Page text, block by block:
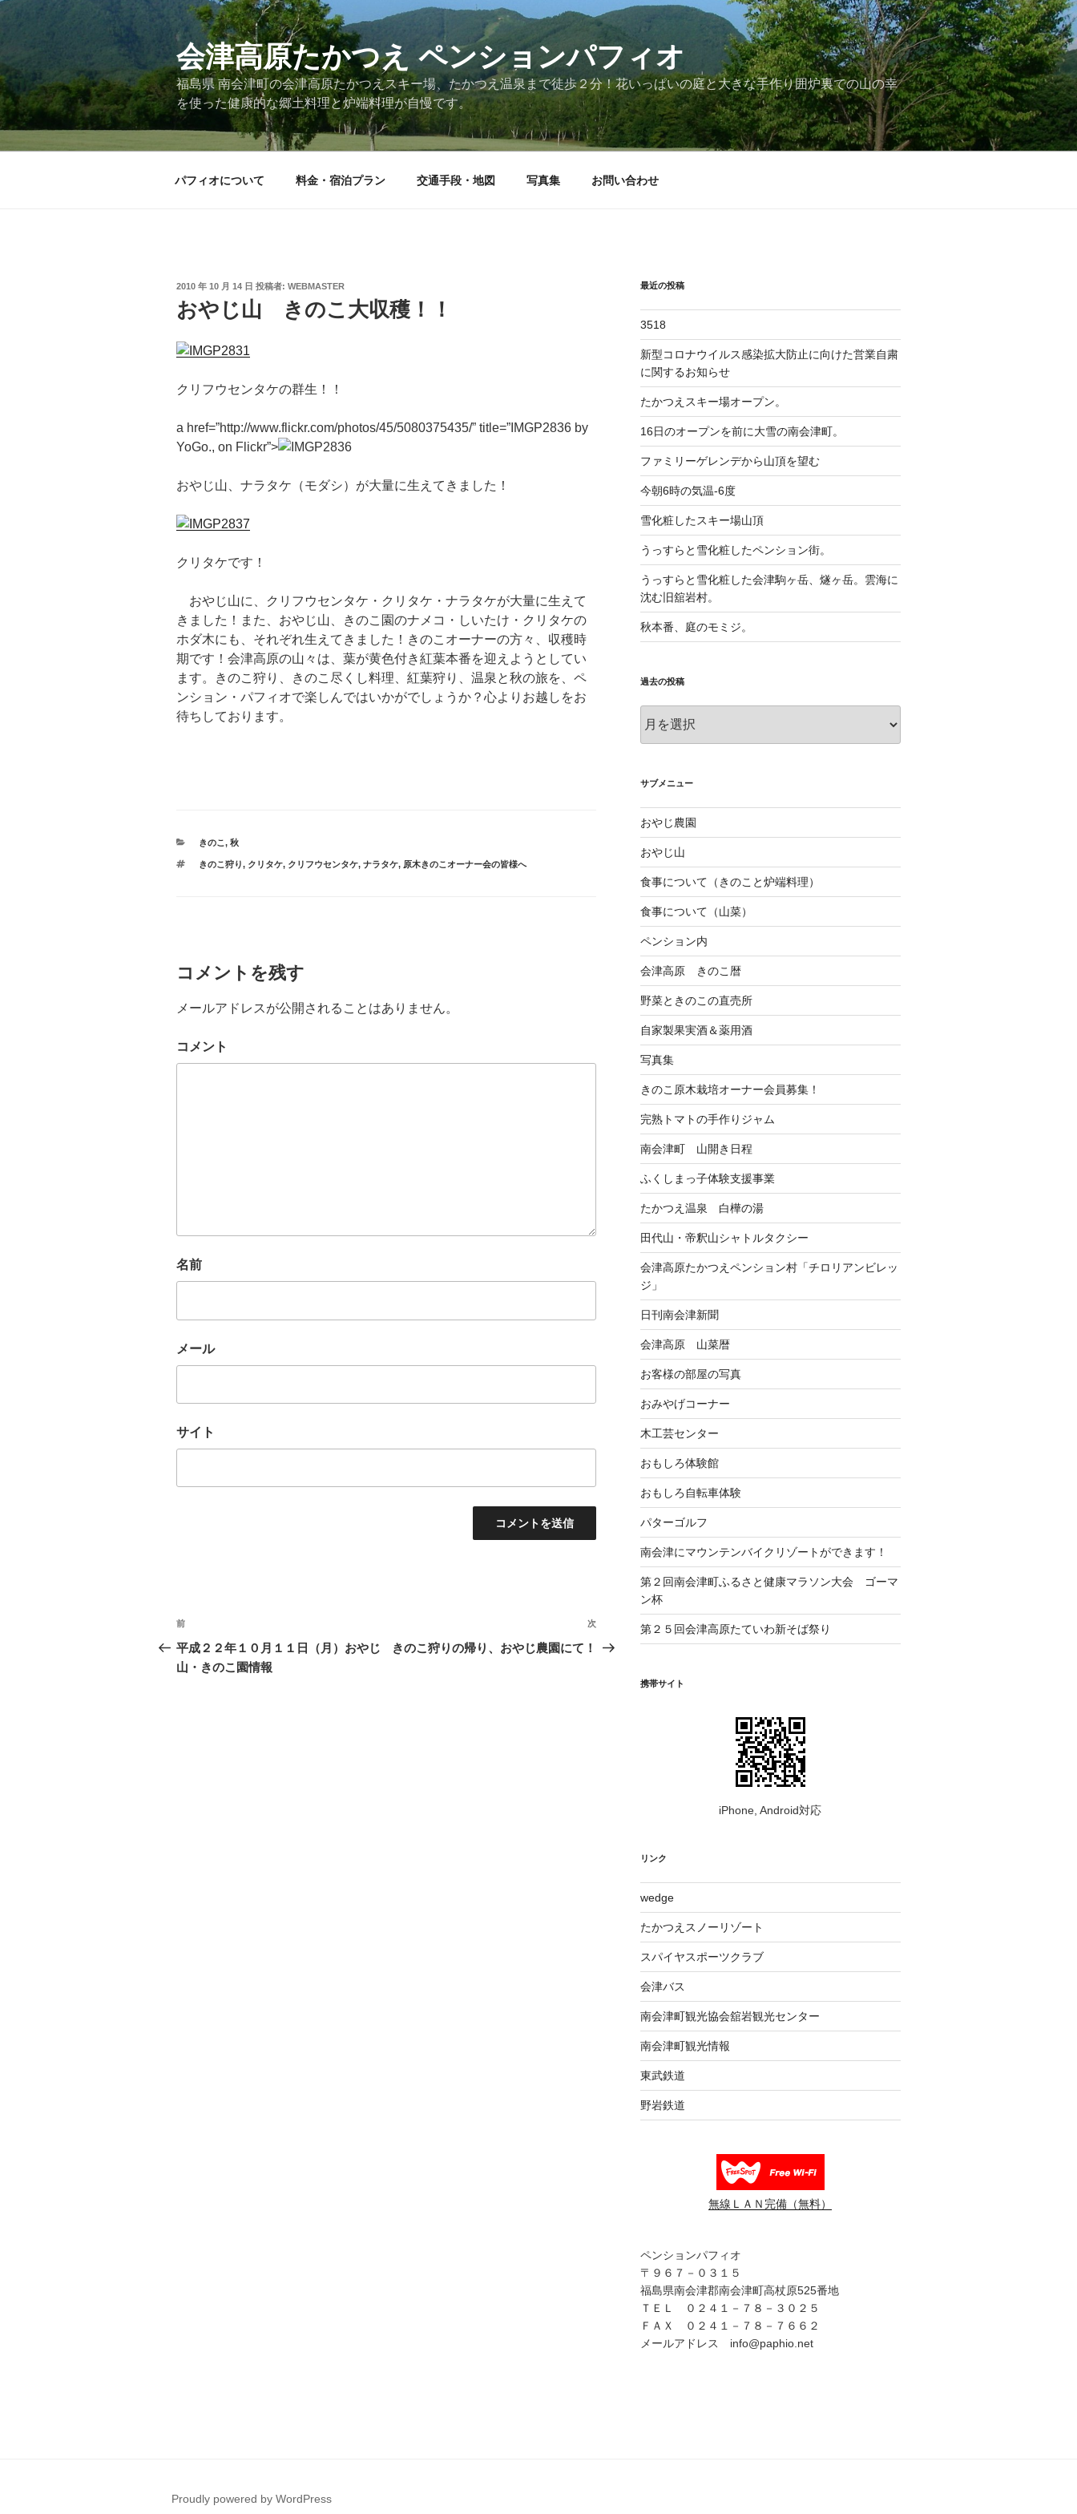
テ
ン
ツ
へ
ス
会津高原たかつえ ペンションパフィオ
福島県 南会津町の会津高原たかつえスキー場、たかつえ温泉まで徒歩２分！花いっぱいの庭と大きな手作り囲炉裏での山の幸
を使った健康的な郷土料理と炉端料理が自慢です。
パフィオについて 料金・宿泊プラン 交通手段・地図 写真集 お問い合わせ
投
稿
日:
2010 年 10 月 14 日 投稿者: WEBMASTER
おやじ山 きのこ大収穫！！
クリフウセンタケの群生！！
a href=”http://www.flickr.com/photos/45/5080375435/” title=”IMGP2836 by
YoGo., on Flickr”>
おやじ山、ナラタケ（モダシ）が大量に生えてきました！
クリタケです！
おやじ山に、クリフウセンタケ・クリタケ・ナラタケが大量に生えて
きました！また、おやじ山、きのこ園のナメコ・しいたけ・クリタケの
ホダ木にも、それぞれ生えてきました！きのこオーナーの方々、収穫時
期です！会津高原の山々は、葉が黄色付き紅葉本番を迎えようとしてい
ます。きのこ狩り、きのこ尽くし料理、紅葉狩り、温泉と秋の旅を、ペ
ンション・パフィオで楽しんではいかがでしょうか？心よりお越しをお
待ちしております。
カ
ゴ
きのこ, 秋
タ
きのこ狩り, クリタケ, クリフウセンタケ, ナラタケ, 原木きのこオーナー会の皆様へ
コメントを残す
メールアドレスが公開されることはありません。
コメント
名前
メール
サイト
投
稿
ナ
過
去
の
前
平成２２年１０月１１日（月）おやじ
山・きのこ園情報
の
次
きのこ狩りの帰り、おやじ農園にて！
最近の投稿
3518
新型コロナウイルス感染拡大防止に向けた営業自粛
に関するお知らせ
たかつえスキー場オープン。
16日のオープンを前に大雪の南会津町。
ファミリーゲレンデから山頂を望む
今朝6時の気温-6度
雪化粧したスキー場山頂
うっすらと雪化粧したペンション街。
うっすらと雪化粧した会津駒ヶ岳、燧ヶ岳。雲海に
沈む旧舘岩村。
秋本番、庭のモミジ。
過去の投稿
去
稿
サブメニュー
おやじ農園
おやじ山
食事について（きのこと炉端料理）
食事について（山菜）
ペンション内
会津高原 きのこ暦
野菜ときのこの直売所
自家製果実酒＆薬用酒
写真集
きのこ原木栽培オーナー会員募集！
完熟トマトの手作りジャム
南会津町 山開き日程
ふくしまっ子体験支援事業
たかつえ温泉 白樺の湯
田代山・帝釈山シャトルタクシー
会津高原たかつえペンション村「チロリアンビレッ
ジ」
日刊南会津新聞
会津高原 山菜暦
お客様の部屋の写真
おみやげコーナー
木工芸センター
おもしろ体験館
おもしろ自転車体験
パターゴルフ
南会津にマウンテンバイクリゾートができます！
第２回南会津町ふるさと健康マラソン大会 ゴーマ
ン杯
第２５回会津高原たていわ新そば祭り
携帯サイト
iPhone, Android対応
リンク
wed​ge
たかつえスノーリゾート
スパイヤスポーツクラブ
会津バス
南会津町観光協会舘岩観光センター
南会津町観光情報
東武鉄道
野岩鉄道
無線ＬＡＮ完備（無料）
ペンションパフィオ
〒９６７－０３１５
福島県南会津郡南会津町高杖原525番地
ＴＥＬ ０２４１－７８－３０２５
ＦＡＸ ０２４１－７８－７６６２
メールアドレス info@paphio.net
Proudly powered by WordPress